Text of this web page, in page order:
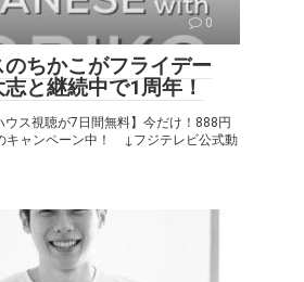
0
ちかこがフライデー
と継続中で1周年！
ウス視聴が7日間無料】今だけ！888円
キャンペーン中！ ↓フジテレビ公式動